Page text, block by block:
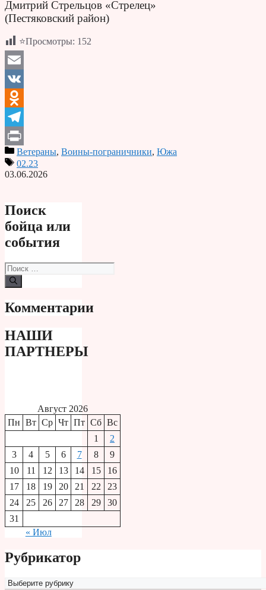
Дмитрий Стрельцов «Стрелец»
(Пестяковский район)
⭐Просмотры: 152
Email
VK
Odnoklassniki
Telegram
PrintВетераны, Воины-пограничники, Южа
02.23
03.06.2026
Поиск
бойца или
события
Поиск:
Комментарии
НАШИ
ПАРТНЕРЫ
Август 2026
Пн Вт Ср Чт Пт Сб Вс
1
2
3
4 5 6 7 8
9
10
11 12 13 14 15
16
17
18 19 20 21 22
23
24
25 26 27 28 29
30
31
« Июл
Рубрикатор
Рубрикатор